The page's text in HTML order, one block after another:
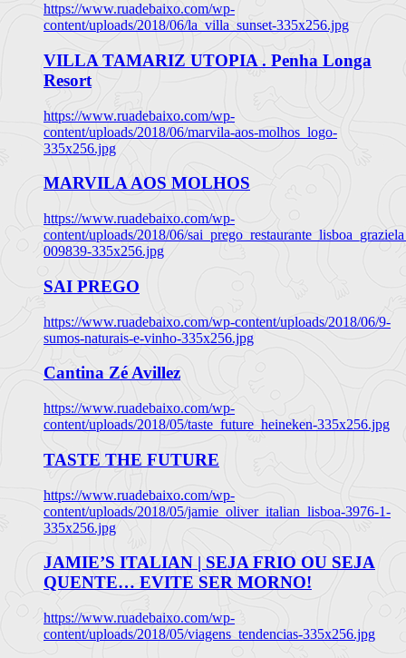
https://www.ruadebaixo.com/wp-
content/uploads/2018/06/la_villa_sunset-335x256.jpg
VILLA TAMARIZ UTOPIA . Penha Longa
Resort
https://www.ruadebaixo.com/wp-
content/uploads/2018/06/marvila-aos-molhos_logo-
335x256.jpg
MARVILA AOS MOLHOS
https://www.ruadebaixo.com/wp-
content/uploads/2018/06/
009839-335x256.jpg
SAI PREGO
https://www.ruadebaixo.com/wp-content/uploads/2018/06/9-
sumos-naturais-e-vinho-335x256.jpg
Cantina Zé Avillez
https://www.ruadebaixo.com/wp-
content/uploads/2018/05/taste_future_heineken-335x256.jpg
TASTE THE FUTURE
https://www.ruadebaixo.com/wp-
content/uploads/2018/05/jamie_oliver_italian_lisboa-3976-1-
335x256.jpg
JAMIE’S ITALIAN | SEJA FRIO OU SEJA
QUENTE… EVITE SER MORNO!
https://www.ruadebaixo.com/wp-
content/uploads/2018/05/viagens_tendencias-335x256.jpg